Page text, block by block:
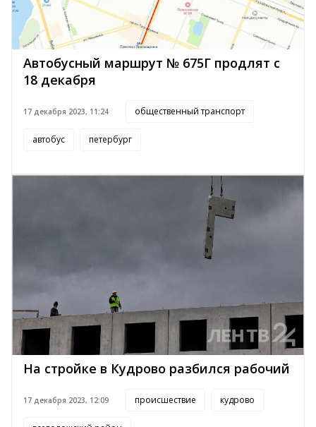
Автобусный маршрут № 675Г продлят с
18 декабря
17 декабря 2023, 11:24 общественный транспорт
автобус петербург
На стройке в Кудрово разбился рабочий
17 декабря 2023, 12:09 происшествие кудрово